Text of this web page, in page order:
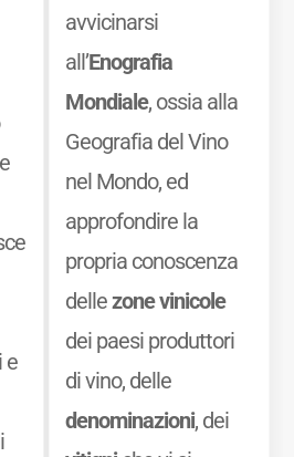
e
avvicinarsi
all’Enografia
Mondiale, ossia alla
Geografia del Vino
nel Mondo, ed
approfondire la
propria conoscenza
dellezone vinicole
dei paesi produttori
di vino, delle
denominazioni, dei